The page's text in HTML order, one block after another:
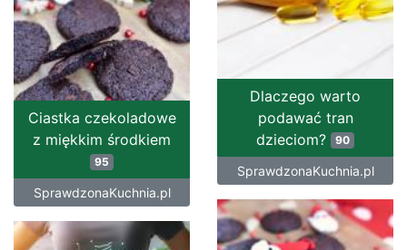
Dlaczego warto
podawać tran
dzieciom? 90
SprawdzonaKuchnia.pl
Ciastka czekoladowe
z miękkim środkiem
95
SprawdzonaKuchnia.pl